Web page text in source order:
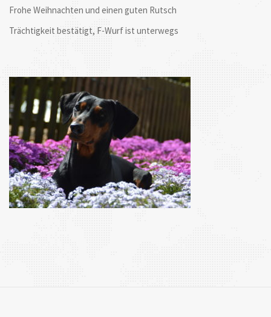
Frohe Weihnachten und einen guten Rutsch
Trächtigkeit bestätigt, F-Wurf ist unterwegs